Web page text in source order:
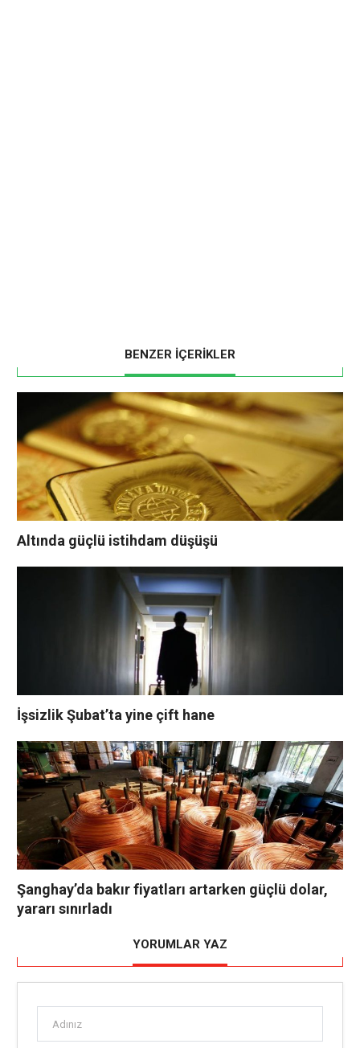
BENZER İÇERİKLER
Altında güçlü istihdam düşüşü
İşsizlik Şubat’ta yine çift hane
Şanghay’da bakır fiyatları artarken güçlü dolar,
yararı sınırladı
YORUMLAR YAZ